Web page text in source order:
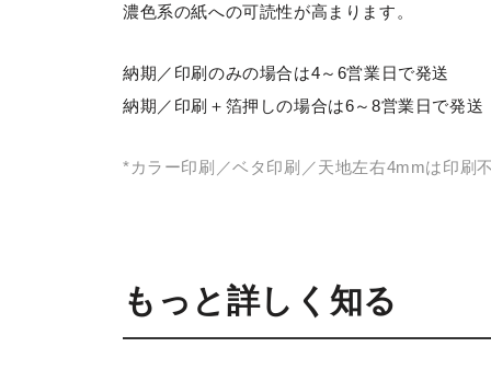
濃色系の紙への可読性が高まります。
納期／印刷のみの場合は4～6営業日で発送
納期／印刷＋箔押しの場合は6～8営業日で発送
*カラー印刷／ベタ印刷／天地左右4mmは印刷
もっと詳しく知る